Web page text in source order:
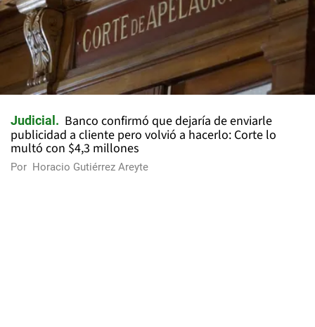
Judicial
Banco confirmó que dejaría de enviarle
publicidad a cliente pero volvió a hacerlo: Corte lo
multó con $4,3 millones
Por Horacio Gutiérrez Areyte